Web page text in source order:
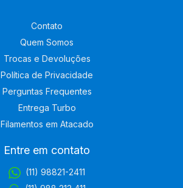
Contato
Quem Somos
Trocas e Devoluções
Política de Privacidade
Perguntas Frequentes
Entrega Turbo
Filamentos em Atacado
Entre em contato
(11) 98821-2411